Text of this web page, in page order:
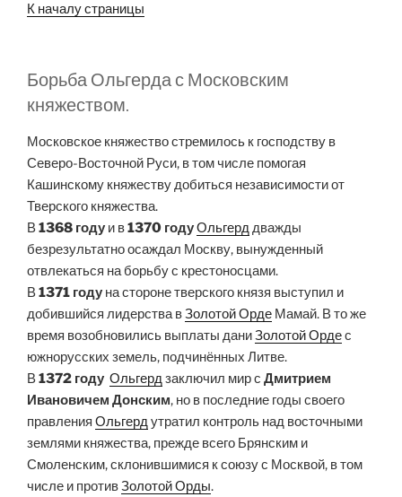
К началу страницы
Борьба Ольгерда с Московским
княжеством.
Московское княжество стремилось к господству в
Северо-Восточной Руси, в том числе помогая
Кашинскому княжеству добиться независимости от
Тверского княжества.
В1368 году и в1370 годуОльгерд дважды
безрезультатно осаждал Москву, вынужденный
отвлекаться на борьбу с крестоносцами.
В1371 году на стороне тверского князя выступил и
добившийся лидерства вЗолотой Орде Мамай. В то же
время возобновились выплаты даниЗолотой Ордес
южнорусских земель, подчинённых Литве.
В1372 году Ольгерд заключил мир с Дмитрием
Ивановичем Донским, но в последние годы своего
правления Ольгерд утратил контроль над восточными
землями княжества, прежде всего Брянским и
Смоленским, склонившимися к союзу с Москвой, в том
числе и противЗолотой Орды.